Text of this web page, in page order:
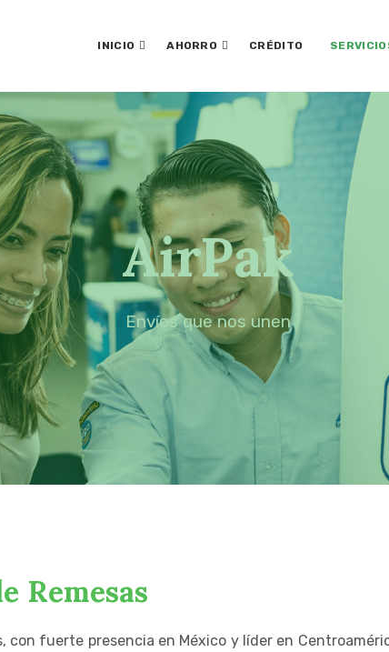
INICIO AHORRO CRÉDITO
AirPak
Envíos que nos unen
Remesas
con fuerte presencia en México y líder en